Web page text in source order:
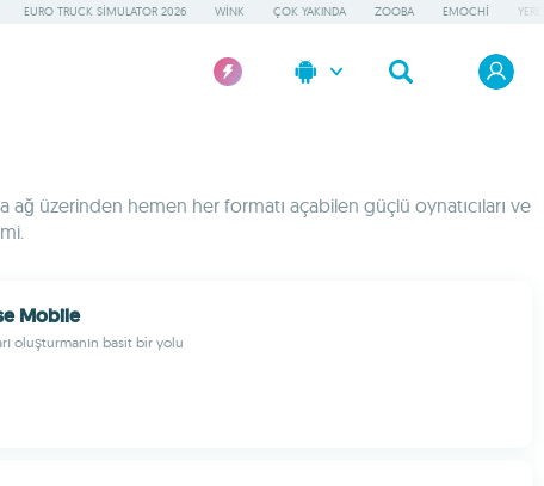
EURO TRUCK SIMULATOR 2026 WINK ÇOK YAKINDA ZOOBA EMOCHI
ağ üzerinden hemen her formatı açabilen güçlü oynatıcıları ve
Mobile
oluşturmanın basit bir yolu